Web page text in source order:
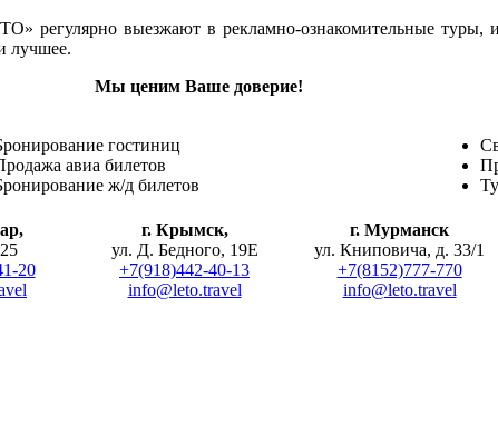
регулярно выезжают в рекламно-ознакомительные туры,
лучшее.
Мы ценим Ваше доверие!
гостиниц
авиа билетов
ж/д билетов
20
г. Крымск,
ул. Д. Бедного, 19Е
+7(918)442-40-13
info@leto.travel
г. Мурманск
ул. Книповича, д. 33/1
+7(8152)777-770
info@leto.travel